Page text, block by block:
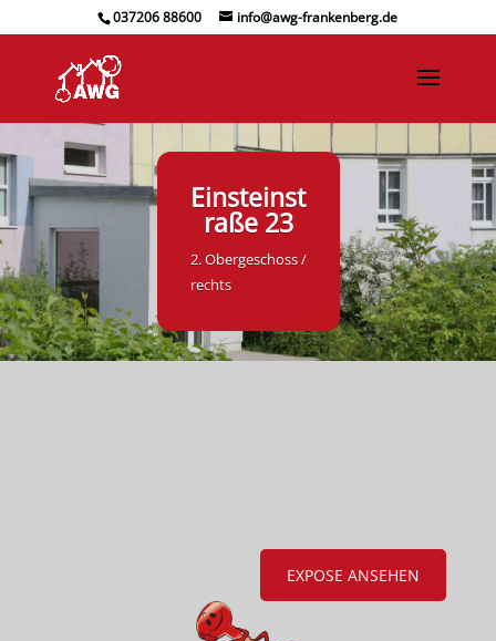
037206 88600 info@awg-frankenberg.de
Einsteinst
raße 23
2. Obergeschoss /
rechts
EXPOSE ANSEHEN